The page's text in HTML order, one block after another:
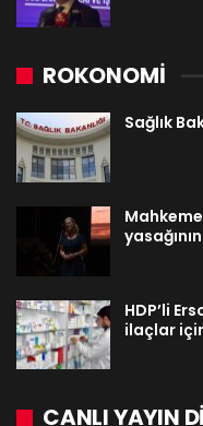
ROKONOMİ
Sağlık
HDP’li
ilaçlar
CANLI YAYIN